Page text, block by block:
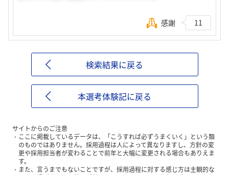
感謝 11
検索結果に戻る
本選考体験記に戻る
サイトからのご注意
ここに掲載しているデータは、「こうすれば必ずうまくいく」という類
のものではありません。採用過程は人によって異なりますし、方針の変
更や採用担当者が変わることで前年と大幅に変更される場合もありえま
す。
また、言うまでもないことですが、採用過程に対する感じ方は主観的な